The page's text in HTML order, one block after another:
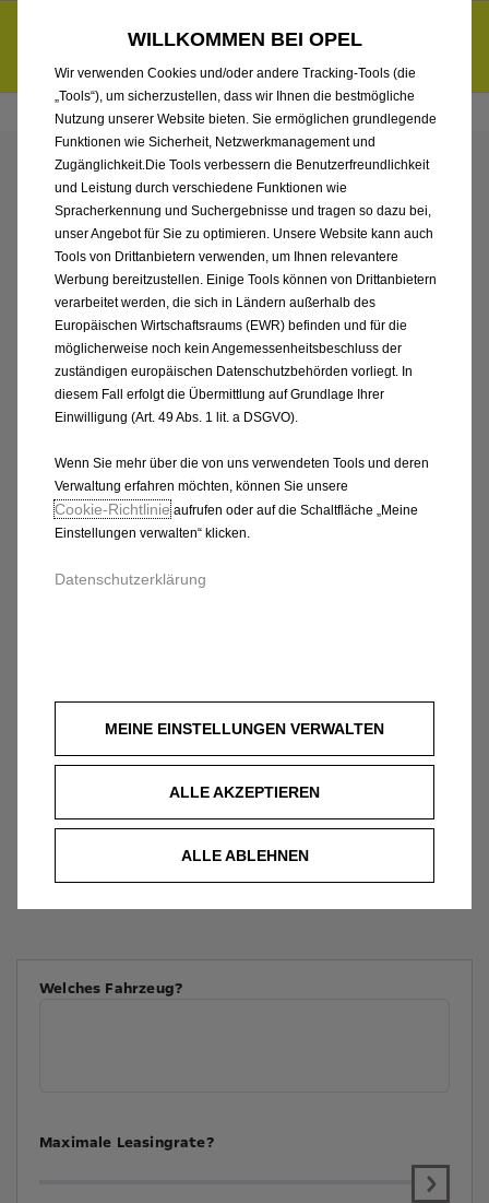
6.000 € staatliche Förderungsprämie für E-Autos und Plug-in-
Hybride. Mehr erfahren >>
ENTDECKEN SIE ALLE
ASTRA SPORTS TOURER
HYBRID
VORFÜHRWAGEN VON
AMS BURGENLAND
GMBH
Welches Fahrzeug?
Maximale Leasingrate?
WILLKOMMEN BEI OPEL
Wir verwenden Cookies und/oder andere Tracking-Tools (die
„Tools“), um sicherzustellen, dass wir Ihnen die bestmögliche
Nutzung unserer Website bieten. Sie ermöglichen grundlegende
Funktionen wie Sicherheit, Netzwerkmanagement und
Zugänglichkeit.Die Tools verbessern die Benutzerfreundlichkeit
und Leistung durch verschiedene Funktionen wie
Spracherkennung und Suchergebnisse und tragen so dazu bei,
unser Angebot für Sie zu optimieren. Unsere Website kann auch
Tools von Drittanbietern verwenden, um Ihnen relevantere
Werbung bereitzustellen. Einige Tools können von Drittanbietern
verarbeitet werden, die sich in Ländern außerhalb des
Europäischen Wirtschaftsraums (EWR) befinden und für die
möglicherweise noch kein Angemessenheitsbeschluss der
zuständigen europäischen Datenschutzbehörden vorliegt. In
diesem Fall erfolgt die Übermittlung auf Grundlage Ihrer
Einwilligung (Art. 49 Abs. 1 lit. a DSGVO).
Wenn Sie mehr über die von uns verwendeten Tools und deren
Verwaltung erfahren möchten, können Sie unsere
Cookie‑Richtlinieaufrufen oder auf die Schaltfläche „Meine
Einstellungen verwalten“ klicken.
Datenschutzerklärung
MEINE EINSTELLUNGEN VERWALTEN
ALLE AKZEPTIEREN
ALLE ABLEHNEN